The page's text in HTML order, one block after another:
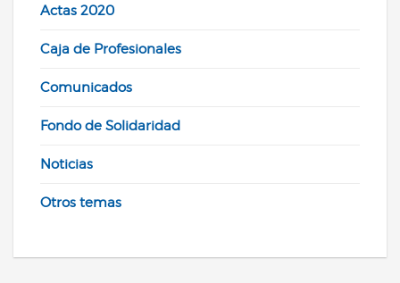
Actas 2020
Caja de Profesionales
Comunicados
Fondo de Solidaridad
Noticias
Otros temas